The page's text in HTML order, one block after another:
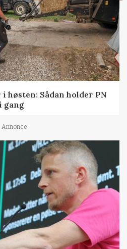
høsten: Sådan holder PN
gang
Annonce